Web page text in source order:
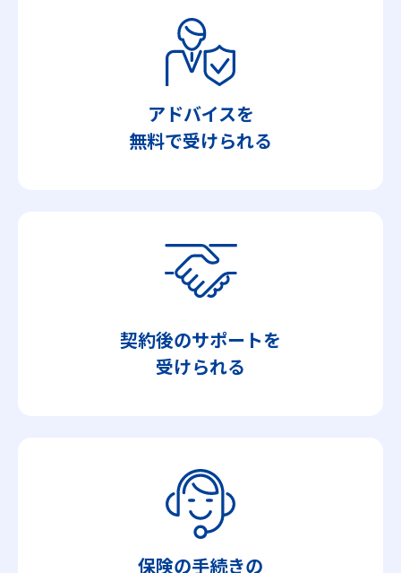
アドバイスを
無料で受けられる
契約後のサポートを
受けられる
保険の手続きの